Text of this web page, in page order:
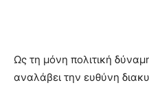
Ως τη μόνη πολιτική
αναλάβει την ευθύνη